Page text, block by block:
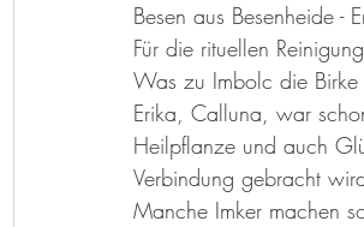
Besen aus Besenheide -
Für die rituellen
Was zu Imbolc die
Erika, Calluna, war
Heilpflanze und auch
Verbindung gebracht
Manche Imker machen